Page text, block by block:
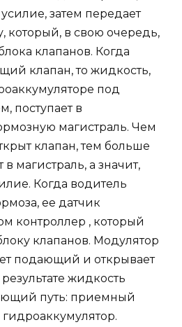
затем передает
который, в свою очередь,
клапанов. Когда
клапан, то жидкость,
под
поступает в
магистраль. Чем
клапан, тем больше
магистраль, а значит,
Когда водитель
ее датчик
контроллер , который
клапанов. Модулятор
подающий и открывает
жидкость
путь: приемный
гидроаккумулятор.